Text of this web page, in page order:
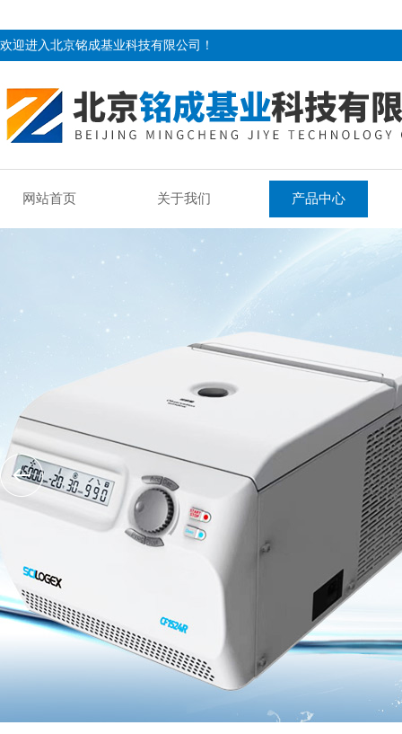
欢迎进入北京铭成基业科技有限公司！
网站首页 关于我们 产品中心